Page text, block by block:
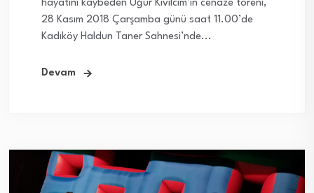
hayatını kaybeden Uğur Kıvılcım’ın cenaze töreni,
28 Kasım 2018 Çarşamba günü saat 11.00’de
Kadıköy Haldun Taner Sahnesi’nde...
Devam